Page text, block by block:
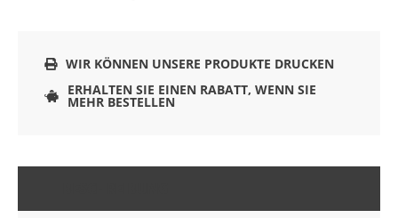
WIR KÖNNEN UNSERE PRODUKTE DRUCKEN
ERHALTEN SIE EINEN RABATT, WENN SIE
MEHR BESTELLEN